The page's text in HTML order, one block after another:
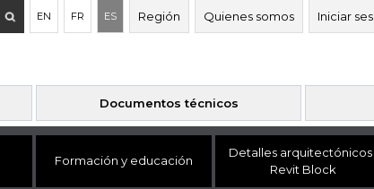
Buscar:EN FR ES Región Quienes somos Iniciar
Documentos técnicos
Formación y educación
Detalles arquitectónicos
Revit Block